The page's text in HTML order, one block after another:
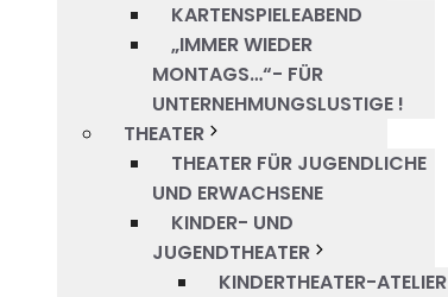
KARTENSPIELEABEND
„IMMER WIEDER
MONTAGS…“- FÜR
UNTERNEHMUNGSLUSTIGE !
THEATER
THEATER FÜR JUGENDLICHE
UND ERWACHSENE
KINDER- UND
JUGENDTHEATER
KINDERTHEATER-ATELIER